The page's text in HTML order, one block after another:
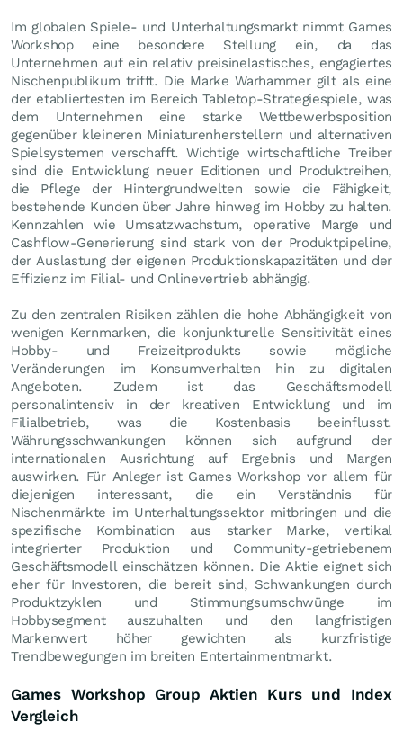
Im globalen Spiele- und Unterhaltungsmarkt nimmt Games
Workshop eine besondere Stellung ein, da das
Unternehmen auf ein relativ preisinelastisches, engagiertes
Nischenpublikum trifft. Die Marke Warhammer gilt als eine
der etabliertesten im Bereich Tabletop-Strategiespiele, was
dem Unternehmen eine starke Wettbewerbsposition
gegenüber kleineren Miniaturenherstellern und alternativen
Spielsystemen verschafft. Wichtige wirtschaftliche Treiber
sind die Entwicklung neuer Editionen und Produktreihen,
die Pflege der Hintergrundwelten sowie die Fähigkeit,
bestehende Kunden über Jahre hinweg im Hobby zu halten.
Kennzahlen wie Umsatzwachstum, operative Marge und
Cashflow-Generierung sind stark von der Produktpipeline,
der Auslastung der eigenen Produktionskapazitäten und der
Effizienz im Filial- und Onlinevertrieb abhängig.
Zu den zentralen Risiken zählen die hohe Abhängigkeit von
wenigen Kernmarken, die konjunkturelle Sensitivität eines
Hobby- und Freizeitprodukts sowie mögliche
Veränderungen im Konsumverhalten hin zu digitalen
Angeboten. Zudem ist das Geschäftsmodell
personalintensiv in der kreativen Entwicklung und im
Filialbetrieb, was die Kostenbasis beeinflusst.
Währungsschwankungen können sich aufgrund der
internationalen Ausrichtung auf Ergebnis und Margen
auswirken. Für Anleger ist Games Workshop vor allem für
diejenigen interessant, die ein Verständnis für
Nischenmärkte im Unterhaltungssektor mitbringen und die
spezifische Kombination aus starker Marke, vertikal
integrierter Produktion und Community-getriebenem
Geschäftsmodell einschätzen können. Die Aktie eignet sich
eher für Investoren, die bereit sind, Schwankungen durch
Produktzyklen und Stimmungsumschwünge im
Hobbysegment auszuhalten und den langfristigen
Markenwert höher gewichten als kurzfristige
Trendbewegungen im breiten Entertainmentmarkt.
Games Workshop Group Aktien Kurs und Index
Vergleich